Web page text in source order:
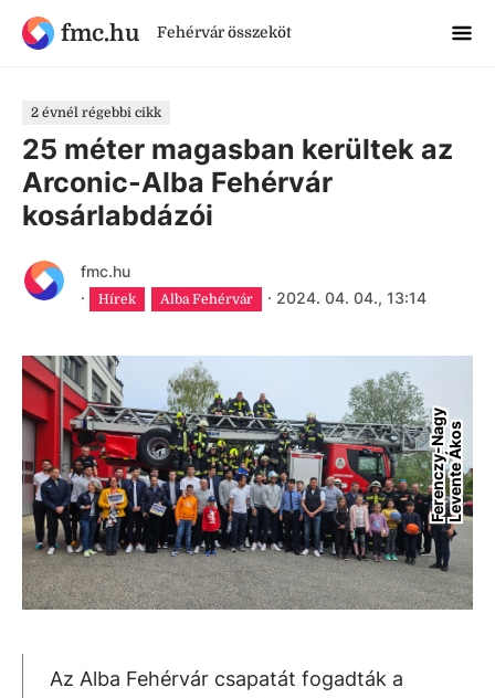
fmc.hu Fehérvár összeköt
2 évnél régebbi cikk
25 méter magasban kerültek az
Arconic-Alba Fehérvár
kosárlabdázói
fmc.hu
·
Hírek Alba Fehérvár · 2024. 04. 04., 13:14
F
e
r
e
n
c
z
y
-
N
a
g
y
L
e
v
e
n
t
e
Á
k
os
Az Alba Fehérvár csapatát fogadták a